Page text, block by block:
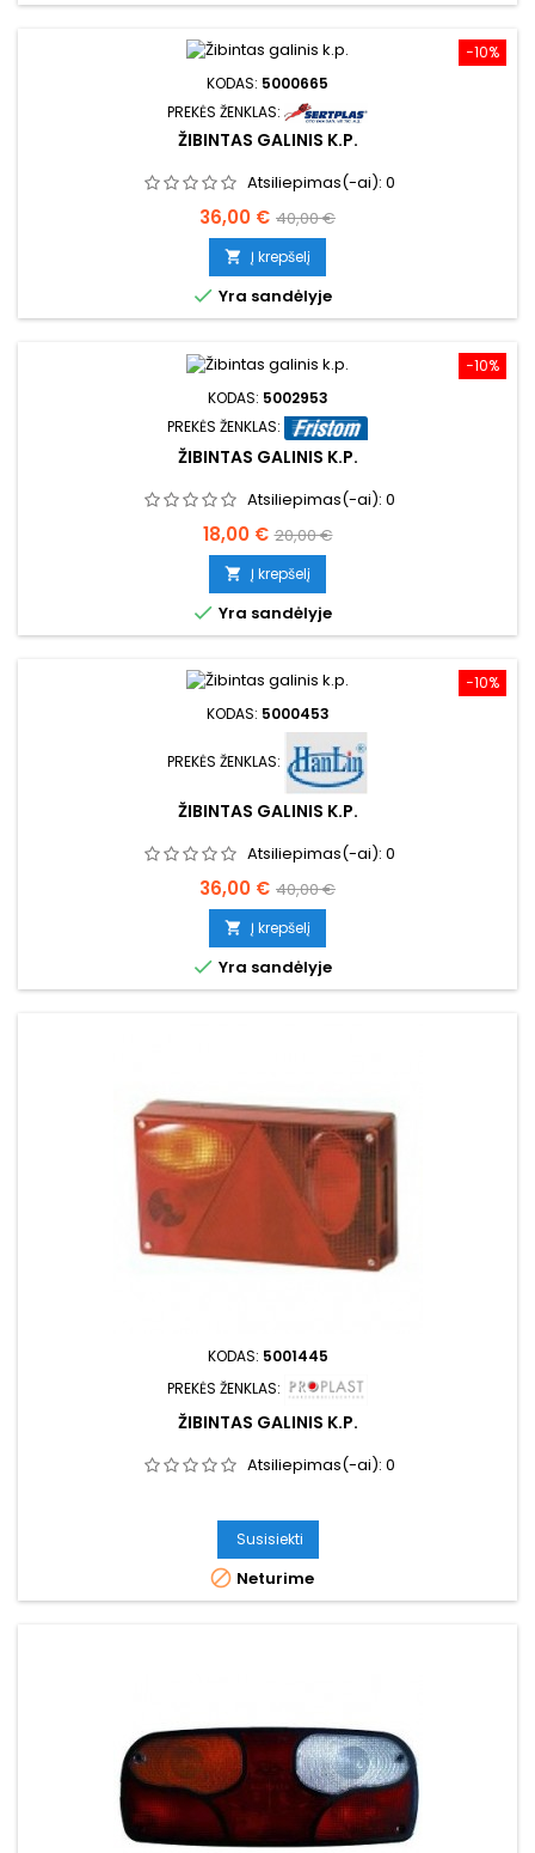
−10%
KODAS: 5000665
PREKĖS ŽENKLAS:
ŽIBINTAS GALINIS K.P.
Atsiliepimas(-ai): 0
Kaina
36,00 € Bazinė
kaina
40,00 €
 Į krepšelį
 Yra sandėlyje
−10%
KODAS: 5002953
PREKĖS ŽENKLAS:
ŽIBINTAS GALINIS K.P.
Atsiliepimas(-ai): 0
Kaina
18,00 € Bazinė
kaina
20,00 €
 Į krepšelį
 Yra sandėlyje
−10%
KODAS: 5000453
PREKĖS ŽENKLAS:
ŽIBINTAS GALINIS K.P.
Atsiliepimas(-ai): 0
Kaina
36,00 € Bazinė
kaina
40,00 €
 Į krepšelį
 Yra sandėlyje
KODAS: 5001445
PREKĖS ŽENKLAS:
ŽIBINTAS GALINIS K.P.
Atsiliepimas(-ai): 0
Susisiekti
 Neturime